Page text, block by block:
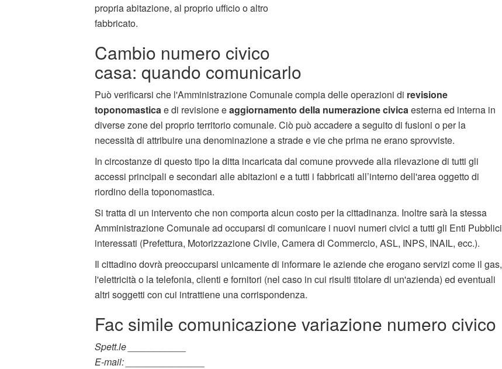
propria abitazione, al proprio ufficio o altro
fabbricato.
Cambio numero civico
casa: quando comunicarlo
Può verificarsi che l'Amministrazione Comunale compia delle operazioni di revisione
toponomastica e di revisione eaggiornamento della numerazione civica esterna ed interna in
diverse zone del proprio territorio comunale. Ciò può accadere a seguito di fusioni o per la
necessità di attribuire una denominazione a strade e vie che prima ne erano sprovviste.
In circostanze di questo tipo la ditta incaricata dal comune provvede alla rilevazione di tutti gli
accessi principali e secondari alle abitazioni e a tutti i fabbricati all’interno dell'area oggetto di
riordino della toponomastica.
Si tratta di un intervento che non comporta alcun costo per la cittadinanza. Inoltre sarà la stessa
Amministrazione Comunale ad occuparsi di comunicare i nuovi numeri civici a tutti gli Enti Pubblici
interessati (Prefettura, Motorizzazione Civile, Camera di Commercio, ASL, INPS, INAIL, ecc.).
Il cittadino dovrà preoccuparsi unicamente di informare le aziende che erogano servizi come il gas,
l'elettricità o la telefonia, clienti e fornitori (nel caso in cui risulti titolare di un'azienda) ed eventuali
altri soggetti con cui intrattiene una corrispondenza.
Fac simile comunicazione variazione numero civico
Spett.le ___________
E-mail: _______________